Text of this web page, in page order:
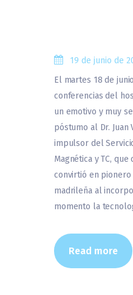
19 de junio de
El martes 18 de
conferencias del
un emotivo y muy
póstumo al Dr. Juan
impulsor del
Magnética y TC,
convirtió en pionero
madrileña al
momento la
Read more